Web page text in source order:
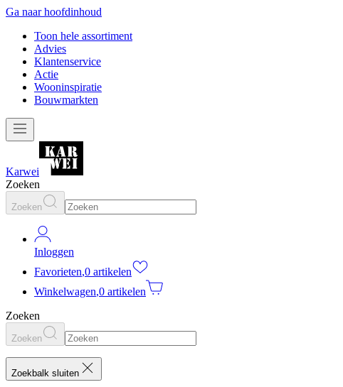
Ga naar hoofdinhoud
Toon hele assortiment
Advies
Klantenservice
Actie
Wooninspiratie
Bouwmarkten
Karwei
Zoeken
Zoeken
Inloggen
Favorieten,0 artikelen
Winkelwagen,0 artikelen
Zoeken
Zoeken
Zoekbalk sluiten